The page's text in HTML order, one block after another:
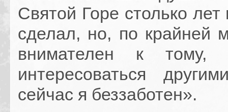
Святой Горе столько лет
сделал, но, по крайней
внимателен к тому,
интересоваться
сейчас я беззаботен».